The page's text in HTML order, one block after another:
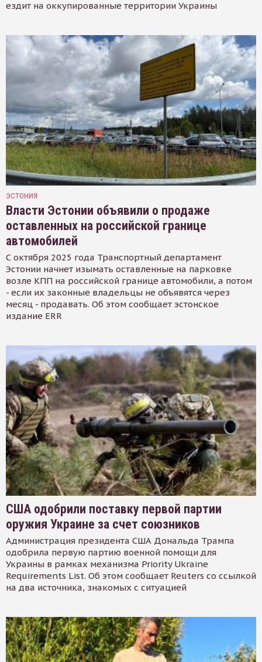
ездит на оккупированные территории Украины
ЭСТОНИЯ
Власти Эстонии объявили о продаже
оставленных на российской границе
автомобилей
С октября 2025 года Транспортный департамент
Эстонии начнет изымать оставленные на парковке
возле КПП на российской границе автомобили, а потом
- если их законные владельцы не объявятся через
месяц - продавать. Об этом сообщает эстонское
издание ERR
США одобрили поставку первой партии
оружия Украине за счет союзников
Администрация президента США Дональда Трампа
одобрила первую партию военной помощи для
Украины в рамках механизма Priority Ukraine
Requirements List. Об этом сообщает Reuters со ссылкой
на два источника, знакомых с ситуацией